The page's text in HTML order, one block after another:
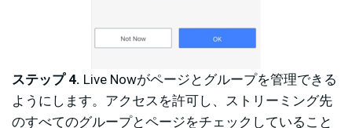
ステップ 4. Live Nowがページとグループを管理できる
ようにします。アクセスを許可し、ストリーミング先
のすべてのグループとページをチェックしていること